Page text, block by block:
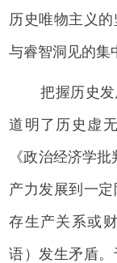
历史唯物主义
与睿智洞见的集
把握历史
道明了历史虚
《政治经济学
产力发展到一
存生产关系或
语）发生矛盾